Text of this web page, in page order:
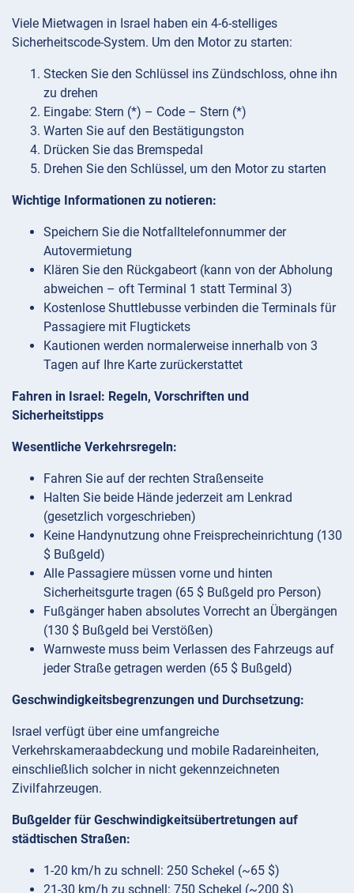
Viele Mietwagen in Israel haben ein 4-6-stelliges
Sicherheitscode-System. Um den Motor zu starten:
Stecken Sie den Schlüssel ins Zündschloss, ohne ihn
zu drehen
Eingabe: Stern (*) – Code – Stern (*)
Warten Sie auf den Bestätigungston
Drücken Sie das Bremspedal
Drehen Sie den Schlüssel, um den Motor zu starten
Wichtige Informationen zu notieren:
Speichern Sie die Notfalltelefonnummer der
Autovermietung
Klären Sie den Rückgabeort (kann von der Abholung
abweichen – oft Terminal 1 statt Terminal 3)
Kostenlose Shuttlebusse verbinden die Terminals für
Passagiere mit Flugtickets
Kautionen werden normalerweise innerhalb von 3
Tagen auf Ihre Karte zurückerstattet
Fahren in Israel: Regeln, Vorschriften und
Sicherheitstipps
Wesentliche Verkehrsregeln:
Fahren Sie auf der rechten Straßenseite
Halten Sie beide Hände jederzeit am Lenkrad
(gesetzlich vorgeschrieben)
Keine Handynutzung ohne Freisprecheinrichtung (130
$ Bußgeld)
Alle Passagiere müssen vorne und hinten
Sicherheitsgurte tragen (65 $ Bußgeld pro Person)
Fußgänger haben absolutes Vorrecht an Übergängen
(130 $ Bußgeld bei Verstößen)
Warnweste muss beim Verlassen des Fahrzeugs auf
jeder Straße getragen werden (65 $ Bußgeld)
Geschwindigkeitsbegrenzungen und Durchsetzung:
Israel verfügt über eine umfangreiche
Verkehrskameraabdeckung und mobile Radareinheiten,
einschließlich solcher in nicht gekennzeichneten
Zivilfahrzeugen.
Bußgelder für Geschwindigkeitsübertretungen auf
städtischen Straßen:
1-20 km/h zu schnell: 250 Schekel (~65 $)
21-30 km/h zu schnell: 750 Schekel (~200 $)